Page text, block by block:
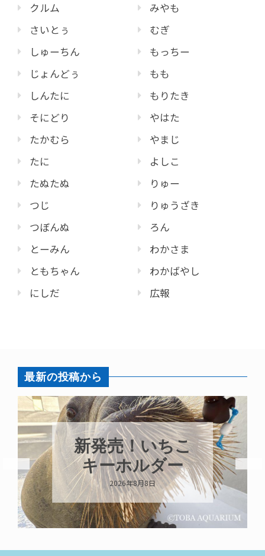
クルム
さいとぅ
しゅーちん
じょんどぅ
しんたに
そにどり
たかむら
たに
たぬたぬ
つじ
つぼんぬ
とーみん
ともちゃん
にしだ
みやも
むぎ
もっちー
もも
もりたき
やはた
やまじ
よしこ
りゅー
りゅうざき
ろん
わかさま
わかばやし
広報
最新の投稿から
パラオオウム
ガイが交接して
います
2026年8月7日